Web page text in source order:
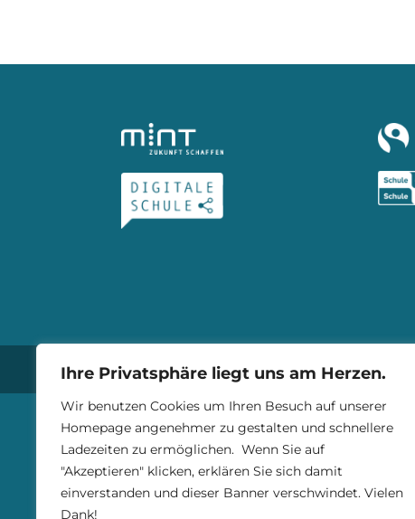
Ihre Privatsphäre liegt uns am Herzen.
Wir benutzen Cookies um Ihren Besuch auf unserer
Homepage angenehmer zu gestalten und schnellere
Ladezeiten zu ermöglichen. Wenn Sie auf
"Akzeptieren" klicken, erklären Sie sich damit
einverstanden und dieser Banner verschwindet. Vielen
Dank!
© Gymnasium Trossingen 2025 |